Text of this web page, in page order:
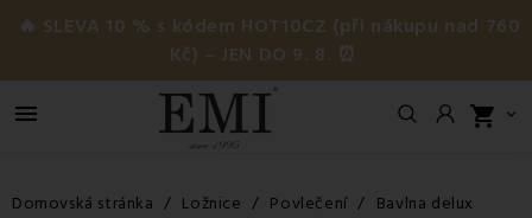
🔥 SLEVA 10 % s kódem HOT10CZ (při nákupu nad 760
Kč) – JEN DO 9. 8. ⏰
 shopping_cart 
Domovská stránka Ložnice Povlečení
Bavlna delux